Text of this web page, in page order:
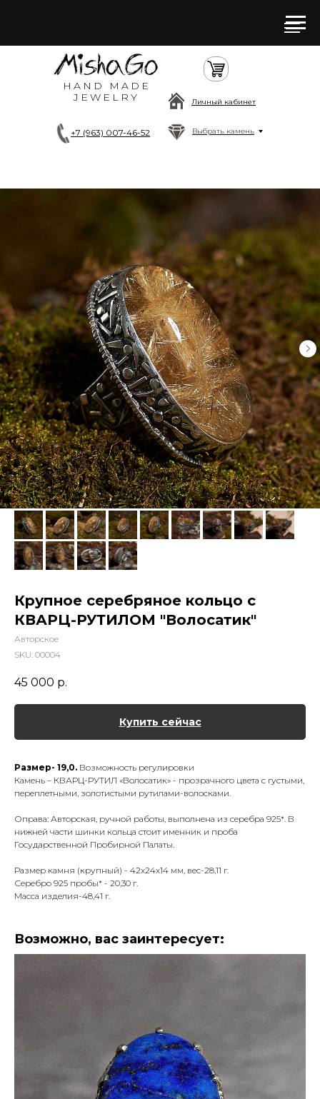
HAND MADE
JEWELRY
+7 (963) 007-46-52 Выбрать камень
Личный кабинет
Крупное серебряное кольцо с
КВАРЦ-РУТИЛОМ "Волосатик"
Авторское
SKU: 00004
45 000 р.
Купить сейчас
Размер- 19,0. Возможность регулировки
Камень – КВАРЦ-РУТИЛ «Волосатик» - прозрачного цвета с густыми,
переплетными, золотистыми рутилами-волосками.
Оправа: Авторская, ручной работы, выполнена из серебра 925*. В
нижней части шинки кольца стоит именник и проба
Государственной Пробирной Палаты.
Размер камня (крупный) - 42х24х14 мм, вес-28,11 г.
Серебро 925 пробы* - 20,30 г.
Масса изделия-48,41 г.
Возможно, вас заинтересует: